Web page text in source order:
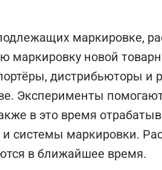
маркировке,
маркировку новой
дистрибьюторы и
Эксперименты
в это время
и системы маркировки.
в ближайшее время.